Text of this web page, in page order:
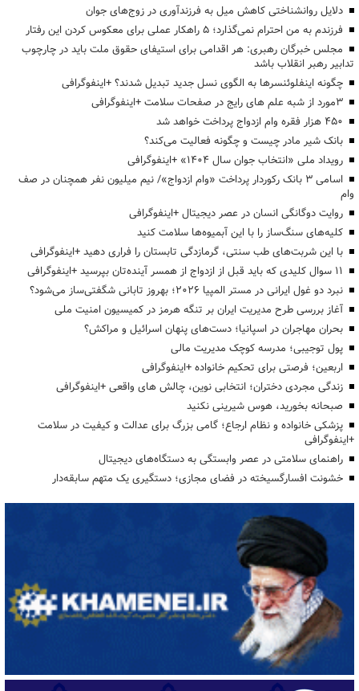
دلایل روانشناختی کاهش میل به فرزندآوری در زوج‌های جوان
فرزندم به من احترام نمی‌گذارد؛ ۵ راهکار عملی برای معکوس کردن این رفتار
مجلس خبرگان رهبری: هر اقدامی برای استیفای حقوق ملت باید در چارچوب
تدابیر رهبر انقلاب باشد
چگونه اینفلوئنسرها به الگوی نسل جدید تبدیل شدند؟ +اینفوگرافی
3مورد از شبه علم های رایج در صفحات سلامت +اینفوگرافی
۴۵۰ هزار فقره وام ازدواج پرداخت خواهد شد
بانک شیر مادر چیست و چگونه فعالیت می‌کند؟
رویداد ملی «انتخاب جوان سال ۱۴۰۴» +اینفوگرافی
اسامی ۳ بانک رکوردار پرداخت «وام ازدواج»/ نیم میلیون نفر همچنان در صف
وام
روایت دوگانگی انسان در عصر دیجیتال +اینفوگرافی
کلیه‌های سنگ‌ساز را با این آبمیوه‌ها سلامت کنید
با این شربت‌های طب سنتی، گرمازدگی تابستان را فراری دهید +اینفوگرافی
۱۱ سوال کلیدی که باید قبل از ازدواج از همسر آینده‌تان بپرسید +اینفوگرافی
نبرد دو غول ایرانی در مستر المپیا ۲۰۲۶؛ بهروز تابانی شگفتی‌ساز می‌شود؟
آغاز بررسی طرح مدیریت ایران بر تنگه هرمز در کمیسیون امنیت ملی
بحران مهاجران در اسپانیا؛ دست‌های پنهان اسرائیل و مراکش؟
پول توجیبی؛ مدرسه کوچک مدیریت مالی
اربعین؛ فرصتی برای تحکیم خانواده +اینفوگرافی
زندگی مجردی دختران؛ انتخابی نوین، چالش های واقعی +اینفوگرافی
صبحانه بخورید، هوس شیرینی نکنید
پزشکی خانواده و نظام ارجاع؛ گامی بزرگ برای عدالت و کیفیت در سلامت
+اینفوگرافی
راهنمای سلامتی در عصر وابستگی به دستگاه‌های دیجیتال
خشونت افسارگسیخته در فضای مجازی؛ دستگیری یک متهم سابقه‌دار